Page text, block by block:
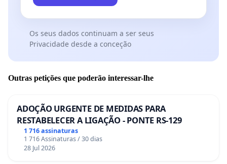
Os seus dados continuam a ser seus
Privacidade desde a conceção
Outras petições que poderão interessar-lhe
ADOÇÃO URGENTE DE MEDIDAS PARA
RESTABELECER A LIGAÇÃO - PONTE RS-129
1 716 assinaturas
1 716 Assinaturas / 30 dias
28 Jul 2026